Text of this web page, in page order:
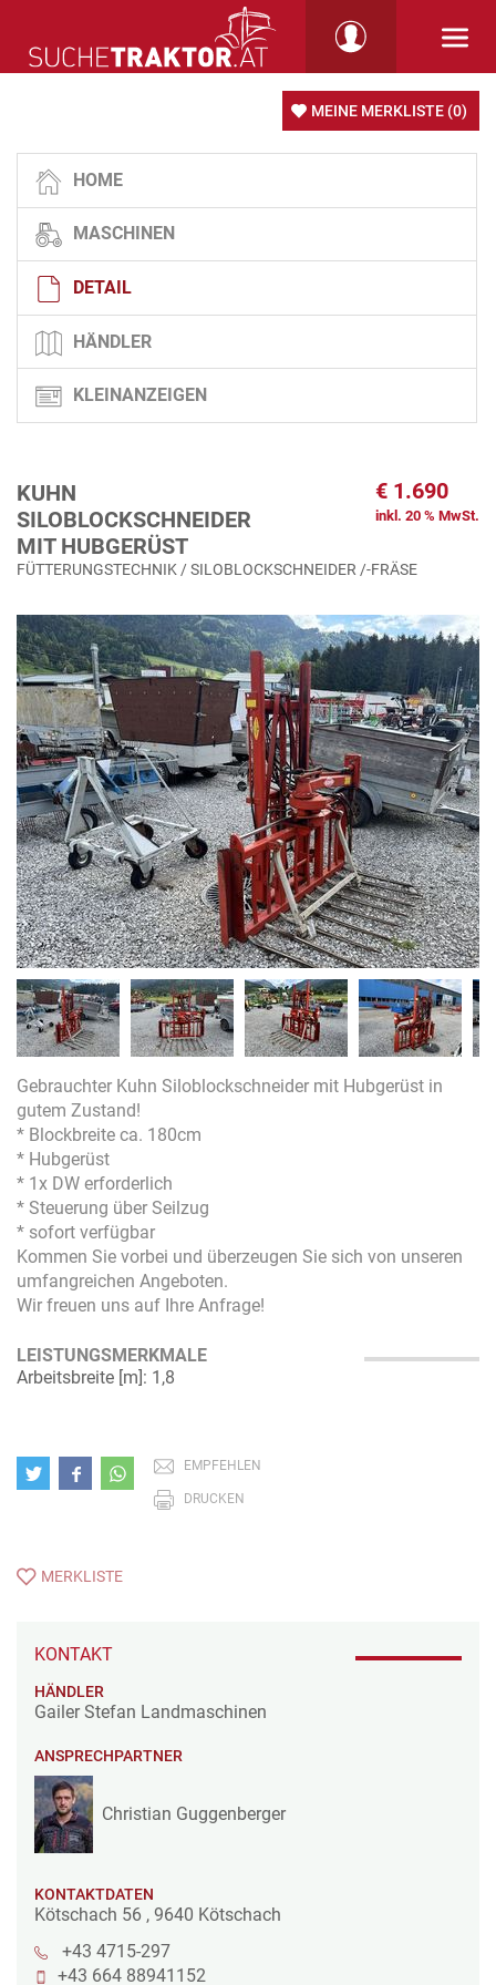
MEINE MERKLISTE (0)
HOME
MASCHINEN
DETAIL
HÄNDLER
KLEINANZEIGEN
KUHN
SILOBLOCKSCHNEIDER
MIT HUBGERÜST
€ 1.690
inkl. 20 % MwSt.
FÜTTERUNGSTECHNIK / SILOBLOCKSCHNEIDER /-FRÄSE
Gebrauchter Kuhn Siloblockschneider mit Hubgerüst in
gutem Zustand!
* Blockbreite ca. 180cm
* Hubgerüst
* 1x DW erforderlich
* Steuerung über Seilzug
* sofort verfügbar
Kommen Sie vorbei und überzeugen Sie sich von unseren
umfangreichen Angeboten.
Wir freuen uns auf Ihre Anfrage!
LEISTUNGSMERKMALE
Arbeitsbreite [m]: 1,8
EMPFEHLEN
DRUCKEN
MERKLISTE
KONTAKT
HÄNDLER
Gailer Stefan Landmaschinen
ANSPRECHPARTNER
Christian Guggenberger
KONTAKTDATEN
Kötschach 56 , 9640 Kötschach
+43 4715-297
+43 664 88941152